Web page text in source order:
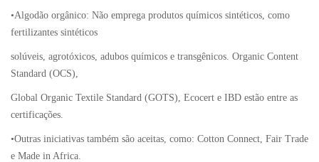
•Algodão orgânico: Não emprega produtos químicos sintéticos, como
fertilizantes sintéticos
solúveis, agrotóxicos, adubos químicos e transgênicos. Organic Content
Standard (OCS),
Global Organic Textile Standard (GOTS), Ecocert e IBD estão entre as
certificações.
•Outras iniciativas também são aceitas, como: Cotton Connect, Fair Trade
e Made in Africa.